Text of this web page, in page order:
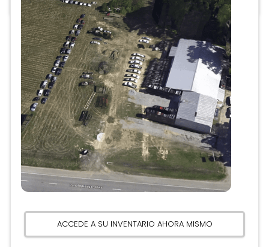
ACCEDE A SU INVENTARIO AHORA MISMO